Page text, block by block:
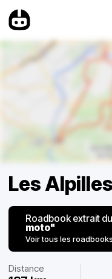
Les Alpilles
Roadbook extrait
moto"
Voir tous les roadbooks
Distance